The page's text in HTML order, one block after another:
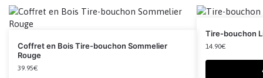
Coffret en Bois Tire-bouchon Sommelier
Rouge
39.95€
Tire-bouchon
14.90€